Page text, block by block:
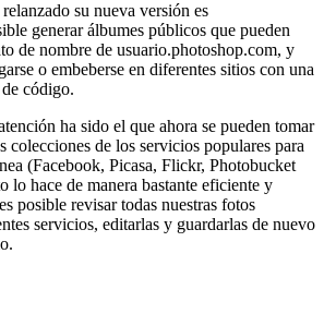
su nueva versión es
generar álbumes públicos que pueden
de nombre de usuario.photoshop.com, y
o embeberse en diferentes sitios con una
código.
ha sido el que ahora se pueden tomar
colecciones de los servicios populares para
(Facebook, Picasa, Flickr, Photobucket
lo hace de manera bastante eficiente y
posible revisar todas nuestras fotos
servicios, editarlas y guardarlas de nuevo